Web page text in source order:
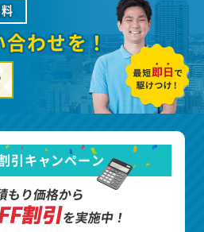
合わせを！
引キャンペーン
もり価格から
割引を実施中！